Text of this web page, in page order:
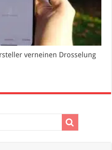
verneinen Drosselung